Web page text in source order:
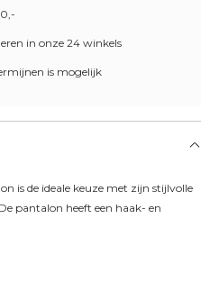
in onze 24 winkels
is mogelijk
is de ideale keuze met zijn stijlvolle
pantalon heeft een haak- en